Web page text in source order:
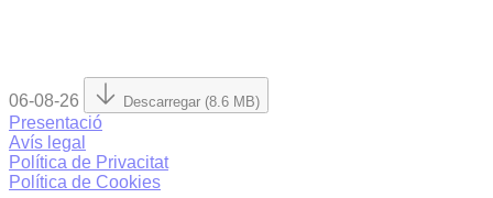
06-08-26 Descarregar (8.6 MB)
Presentació
Avís legal
Política de Privacitat
Política de Cookies